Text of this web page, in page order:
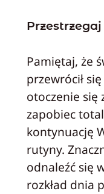
Pamiętaj, że
przewrócił
otoczenie się
zapobiec
kontynuację
rutyny.
odnaleźć się
rozkład dnia